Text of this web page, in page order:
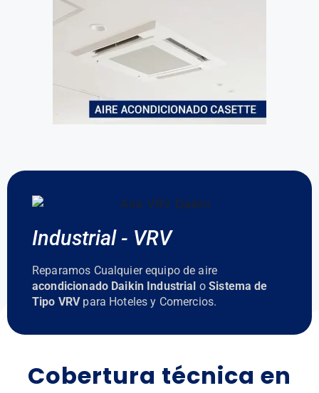
Industrial - VRV
Reparamos Cualquier equipo de aire
acondicionado Daikin Industrial oSistema de
Tipo VRVpara Hoteles y Comercios.
Cobertura técnica en